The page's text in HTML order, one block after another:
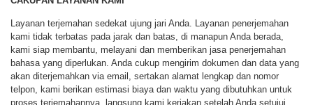
Layanan terjemahan sedekat ujung jari Anda. Layanan penerjemahan
kami tidak terbatas pada jarak dan batas, di manapun Anda berada,
kami siap membantu, melayani dan memberikan jasa penerjemahan
bahasa yang diperlukan. Anda cukup mengirim dokumen dan data yang
akan diterjemahkan via email, sertakan alamat lengkap dan nomor
telpon, kami berikan estimasi biaya dan waktu yang dibutuhkan untuk
proses terjemahannya, langsung kami kerjakan setelah Anda setujui,